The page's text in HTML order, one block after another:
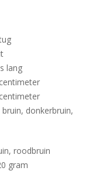
lang
bruin, donkerbruin,
roodbruin
gram